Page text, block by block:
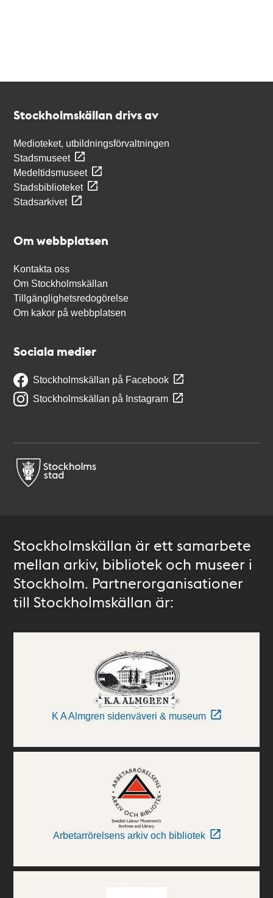
Stockholmskällan drivs av
Medioteket, utbildningsförvaltningen
Stadsmuseet
Medeltidsmuseet
Stadsbiblioteket
Stadsarkivet
Om webbplatsen
Kontakta oss
Om Stockholmskällan
Tillgänglighetsredogörelse
Om kakor på webbplatsen
Sociala medier
Stockholmskällan på Facebook
Stockholmskällan på Instagram
Stockholmskällan är ett samarbete
mellan arkiv, bibliotek och museer i
Stockholm. Partnerorganisationer
till Stockholmskällan är:
K A Almgren sidenväveri & museum
Arbetarrörelsens arkiv och bibliotek